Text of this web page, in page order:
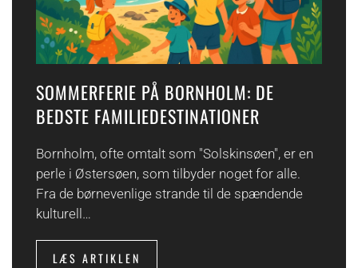
SOMMERFERIE PÅ BORNHOLM: DE
BEDSTE FAMILIEDESTINATIONER
Bornholm, ofte omtalt som "Solskinsøen", er en
perle i Østersøen, som tilbyder noget for alle.
Fra de børnevenlige strande til de spændende
kulturell…
LÆS ARTIKLEN